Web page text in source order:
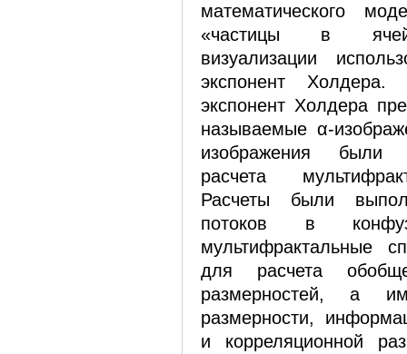
математического
«частицы в
визуализации
экспонент Холдера.
экспонент Холдера
называемые α-
изображения были
расчета
Расчеты были
потоков в
мультифрактальные
для расчета
размерностей, а
размерности,
и корреляционной